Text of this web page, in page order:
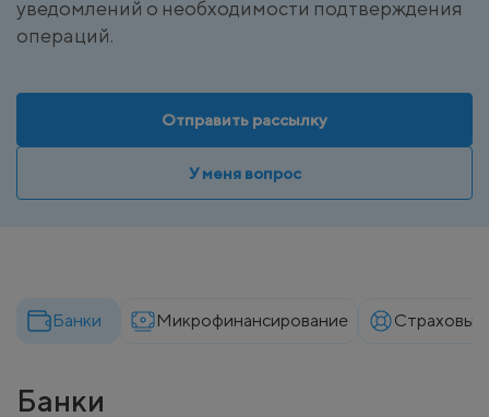
уведомлений о необходимости подтверждения
операций.
Отправить рассылку
У меня вопрос
Банки Микрофинансирование Страховые
Банки